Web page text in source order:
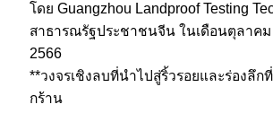
โดย Guangzhou Landproof Testing
สาธารณรัฐประชาชนจีน ในเดือนตุลาค
2566
**วงจรเชิงลบที่นำไปสู่ริ้วรอยและร่องลึก
กร้าน